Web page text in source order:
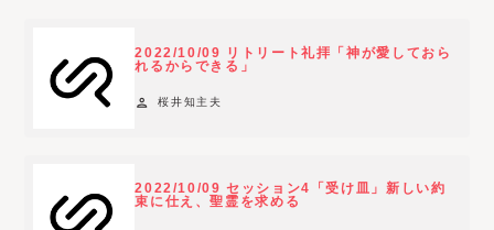
2022/10/09 リトリート礼拝「神が愛しておら
れるからできる」
person 桜井知主夫
2022/10/09 セッション4「受け皿」新しい約
束に仕え、聖霊を求める